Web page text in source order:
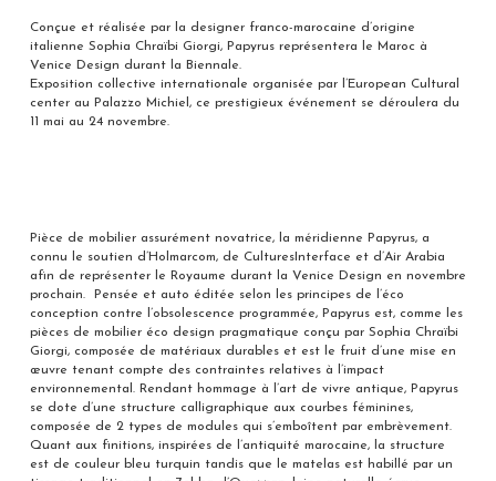
Conçue et réalisée par la designer franco-marocaine d’origine
italienne Sophia Chraïbi Giorgi, Papyrus représentera le Maroc à
Venice Design durant la Biennale.
Exposition collective internationale organisée par l’European Cultural
center au Palazzo Michiel, ce prestigieux événement se déroulera du
11 mai au 24 novembre.
Pièce de mobilier assurément novatrice, la méridienne Papyrus, a
connu le soutien d’Holmarcom, de CulturesInterface et d’Air Arabia
afin de représenter le Royaume durant la Venice Design en novembre
prochain. Pensée et auto éditée selon les principes de l’éco
conception contre l’obsolescence programmée, Papyrus est, comme les
pièces de mobilier éco design pragmatique conçu par Sophia Chraïbi
Giorgi, composée de matériaux durables et est le fruit d’une mise en
œuvre tenant compte des contraintes relatives à l’impact
environnemental. Rendant hommage à l’art de vivre antique, Papyrus
se dote d’une structure calligraphique aux courbes féminines,
composée de 2 types de modules qui s’emboîtent par embrèvement.
Quant aux finitions, inspirées de l’antiquité marocaine, la structure
est de couleur bleu turquin tandis que le matelas est habillé par un